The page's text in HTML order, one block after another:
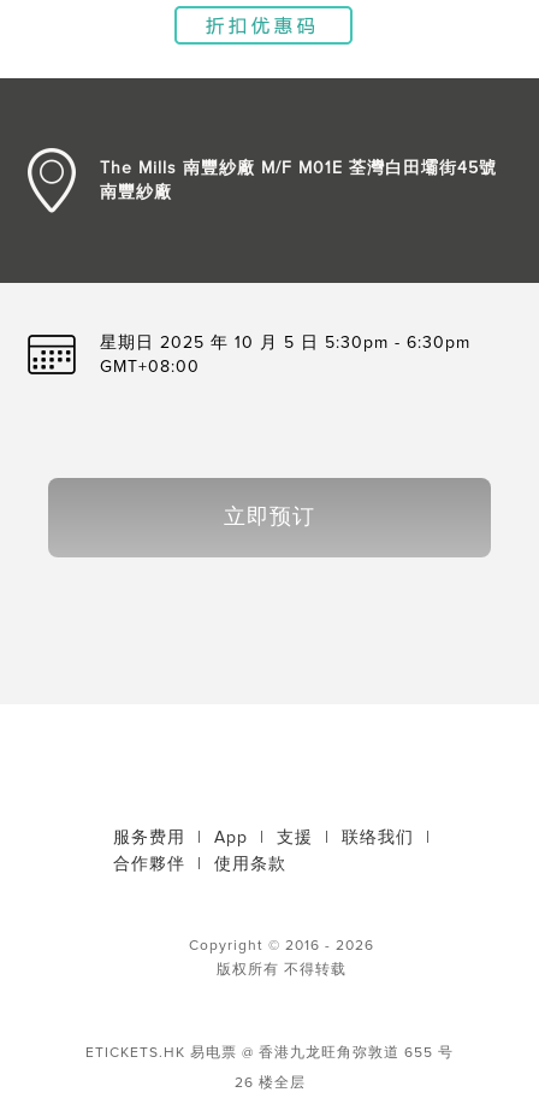
The Mills 南豐紗廠 M/F M01E 荃灣白田壩街45號
南豐紗廠
星期日 2025 年 10 月 5 日 5:30pm - 6:30pm
GMT+08:00
立即预订
服务费用 App 支援 联络我们
合作夥伴
使用条款
Copyright © 2016 - 2026
版权所有 不得转载
ETICKETS.HK 易电票 @ 香港九龙旺角弥敦道 655 号
26 楼全层